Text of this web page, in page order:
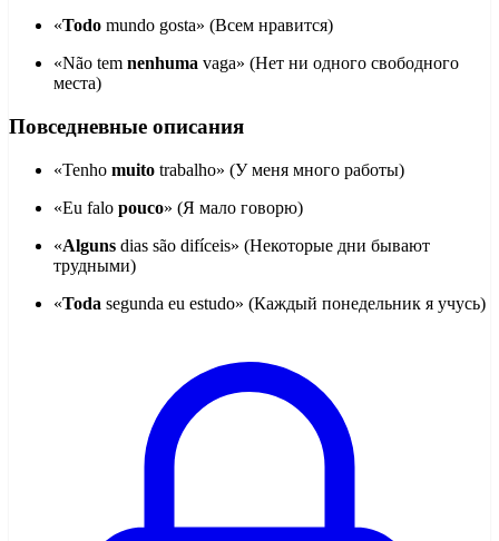
«Todo mundo gosta» (Всем нравится)
«Não tem nenhuma vaga» (Нет ни одного свободного
места)
Повседневные описания
«Tenho muito trabalho» (У меня много работы)
«Eu falo pouco» (Я мало говорю)
«Alguns dias são difíceis» (Некоторые дни бывают
трудными)
«Toda segunda eu estudo» (Каждый понедельник я учусь)